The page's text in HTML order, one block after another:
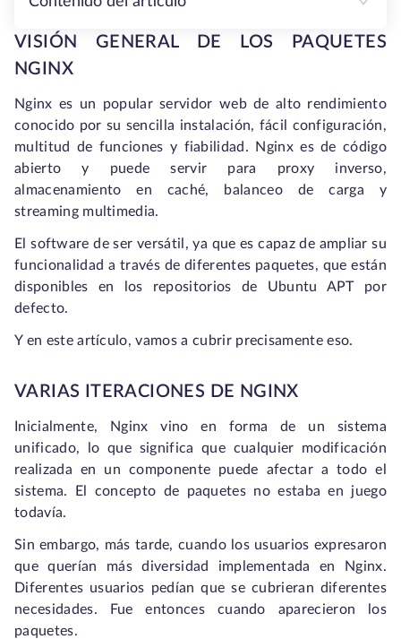
VISIÓN GENERAL DE LOS PAQUETES
NGINX
Nginx es un popular servidor web de alto rendimiento
conocido por su sencilla instalación, fácil configuración,
multitud de funciones y fiabilidad. Nginx es de código
abierto y puede servir para proxy inverso,
almacenamiento en caché, balanceo de carga y
streaming multimedia.
El software de ser versátil, ya que es capaz de ampliar su
funcionalidad a través de diferentes paquetes, que están
disponibles en los repositorios de Ubuntu APT por
defecto.
Y en este artículo, vamos a cubrir precisamente eso.
VARIAS ITERACIONES DE NGINX
Inicialmente, Nginx vino en forma de un sistema
unificado, lo que significa que cualquier modificación
realizada en un componente puede afectar a todo el
sistema. El concepto de paquetes no estaba en juego
todavía.
Sin embargo, más tarde, cuando los usuarios expresaron
que querían más diversidad implementada en Nginx.
Diferentes usuarios pedían que se cubrieran diferentes
necesidades. Fue entonces cuando aparecieron los
paquetes.